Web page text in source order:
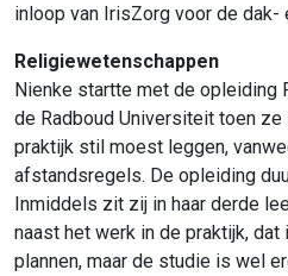
inloop van IrisZorg voor de dak-
Religiewetenschappen
Nienke startte met de opleiding
de Radboud Universiteit toen
praktijk stil moest leggen,
afstandsregels. De opleiding
Inmiddels zit zij in haar derde
naast het werk in de praktijk,
plannen, maar de studie is wel